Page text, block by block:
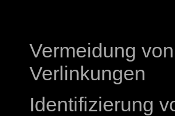
Vermeidung
Verlinkungen
Identifizierung